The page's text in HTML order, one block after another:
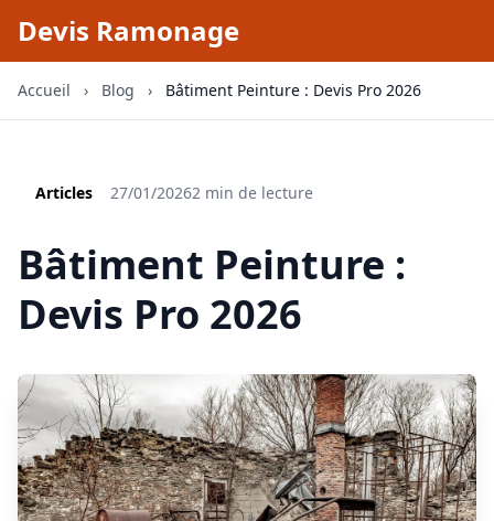
Devis Ramonage
Accueil › Blog › Bâtiment Peinture : Devis Pro 2026
Articles 27/01/20262 min de lecture
Bâtiment Peinture :
Devis Pro 2026